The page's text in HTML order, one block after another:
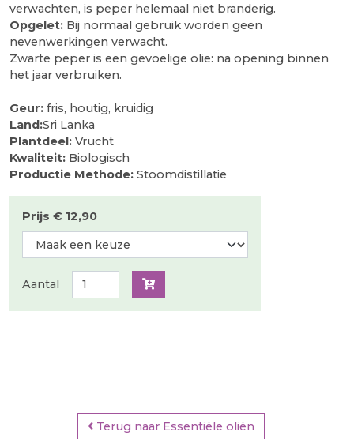
verwachten, is peper helemaal niet branderig.
Opgelet: Bij normaal gebruik worden geen
nevenwerkingen verwacht.
Zwarte peper is een gevoelige olie: na opening binnen
het jaar verbruiken.
Geur: fris, houtig, kruidig
Land:Sri Lanka
Plantdeel: Vrucht
Kwaliteit: Biologisch
Productie Methode: Stoomdistillatie
Prijs € 12,90
Aantal
Terug naar Essentiële oliën